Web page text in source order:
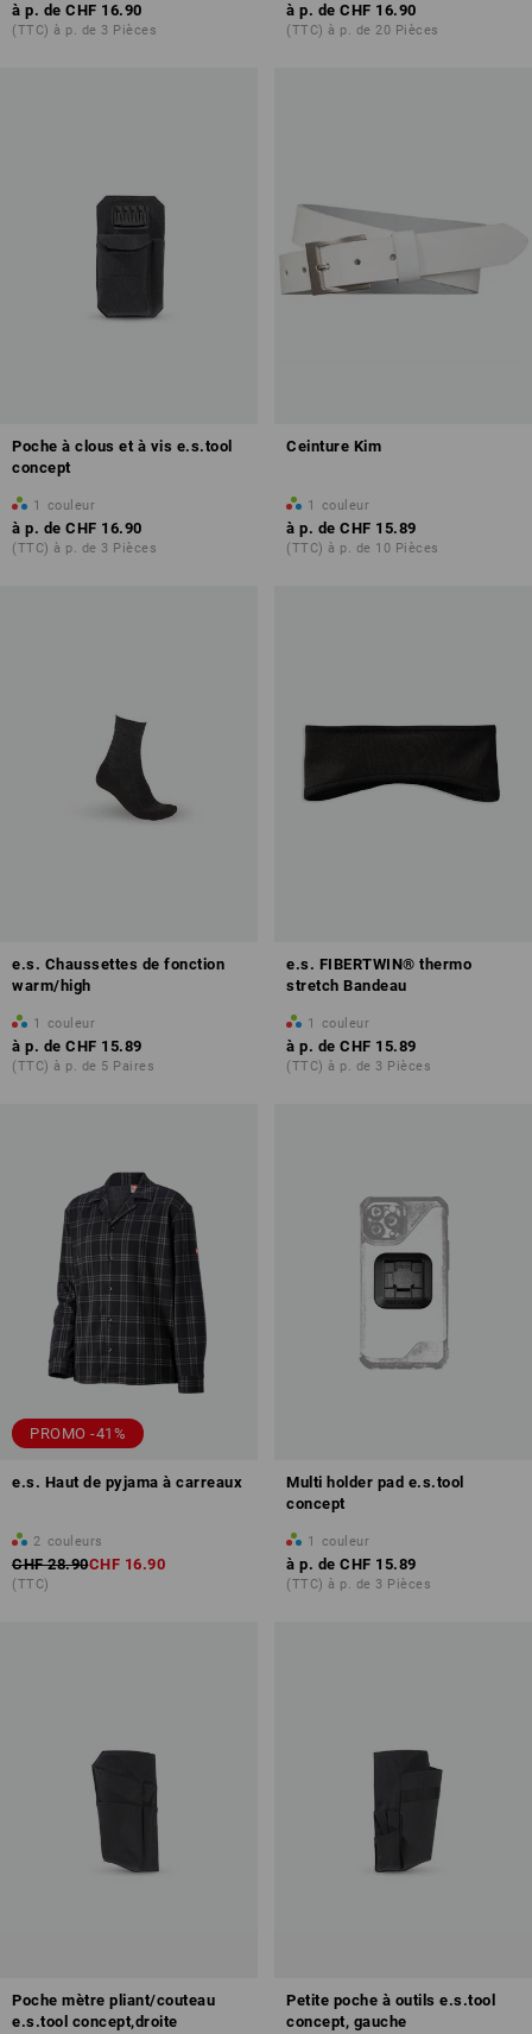
à p. de CHF 16.90
(TTC) à p. de 3 Pièces
à p. de CHF 16.90
(TTC) à p. de 20 Pièces
Poche à clous et à vis e.s.tool
concept
1 couleur
à p. de CHF 16.90
(TTC) à p. de 3 Pièces
Ceinture Kim
1 couleur
à p. de CHF 15.89
(TTC) à p. de 10 Pièces
e.s. Chaussettes de fonction
warm/high
1 couleur
à p. de CHF 15.89
(TTC) à p. de 5 Paires
e.s. FIBERTWIN® thermo
stretch Bandeau
1 couleur
à p. de CHF 15.89
(TTC) à p. de 3 Pièces
PROMO -41%
e.s. Haut de pyjama à carreaux
2 couleurs
CHF 28.90CHF 16.90
(TTC)
Multi holder pad e.s.tool
concept
1 couleur
à p. de CHF 15.89
(TTC) à p. de 3 Pièces
Poche mètre pliant/couteau
e.s.tool concept,droite
Petite poche à outils e.s.tool
concept, gauche